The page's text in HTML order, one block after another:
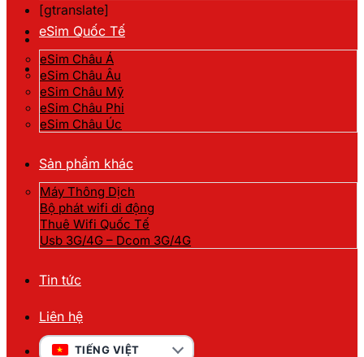
[gtranslate]
eSim Quốc Tế
eSim Châu Á
eSim Châu Âu
eSim Châu Mỹ
eSim Châu Phi
eSim Châu Úc
Sản phẩm khác
Máy Thông Dịch
Bộ phát wifi di động
Thuê Wifi Quốc Tế
Usb 3G/4G – Dcom 3G/4G
Tin tức
Liên hệ
TIẾNG VIỆT